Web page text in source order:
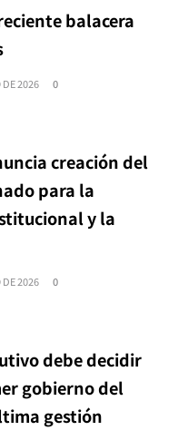
balacera
DE 2026 0
creación del
para la
y la
DE 2026 0
debe decidir
gobierno del
gestión